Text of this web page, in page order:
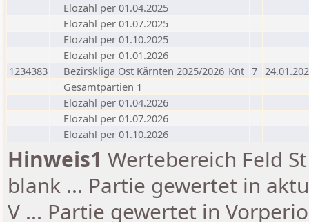
Elozahl per 01.04.2025
Elozahl per 01.07.2025
Elozahl per 01.10.2025
Elozahl per 01.01.2026
1234383
Bezirskliga Ost Kärnten 2025/2026 Knt 7
Gesamtpartien 1
Elozahl per 01.04.2026
Elozahl per 01.07.2026
Elozahl per 01.10.2026
Hinweis1 Wertebereich Feld
blank ... Partie gewertet in
V ... Partie gewertet in